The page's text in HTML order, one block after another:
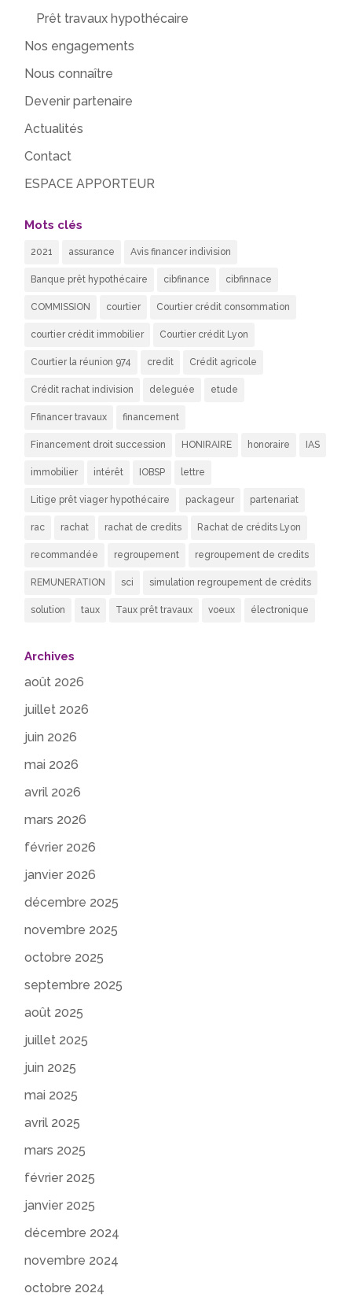
Prêt travaux hypothécaire
Nos engagements
Nous connaître
Devenir partenaire
Actualités
Contact
ESPACE APPORTEUR
Mots clés
2021 assurance Avis financer indivision
Banque prêt hypothécaire cibfinance cibfinnace
COMMISSION courtier Courtier crédit consommation
courtier crédit immobilier Courtier crédit Lyon
Courtier la réunion 974 credit Crédit agricole
Crédit rachat indivision deleguée etude
Ffinancer travaux financement
Financement droit succession HONIRAIRE honoraire IAS
immobilier intérêt IOBSP lettre
Litige prêt viager hypothécaire packageur partenariat
rac rachat rachat de credits Rachat de crédits Lyon
recommandée regroupement regroupement de credits
REMUNERATION sci simulation regroupement de crédits
solution taux Taux prêt travaux voeux électronique
Archives
août 2026
juillet 2026
juin 2026
mai 2026
avril 2026
mars 2026
février 2026
janvier 2026
décembre 2025
novembre 2025
octobre 2025
septembre 2025
août 2025
juillet 2025
juin 2025
mai 2025
avril 2025
mars 2025
février 2025
janvier 2025
décembre 2024
novembre 2024
octobre 2024